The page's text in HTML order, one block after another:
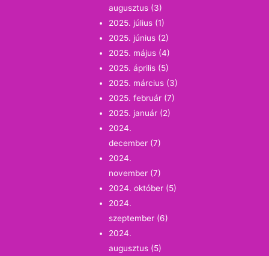
augusztus (3)
2025. július (1)
2025. június (2)
2025. május (4)
2025. április (5)
2025. március (3)
2025. február (7)
2025. január (2)
2024.
december (7)
2024.
november (7)
2024. október (5)
2024.
szeptember (6)
2024.
augusztus (5)